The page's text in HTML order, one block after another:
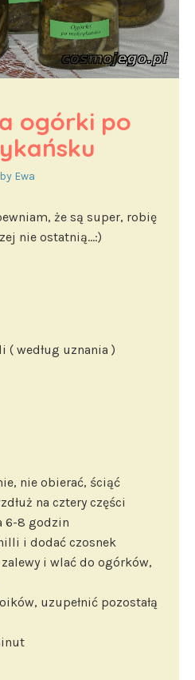
ogórki po
by Ewa
że są super, robię
nie ostatnią…:)
( według uznania )
nie obierać, ściąć
na cztery części
6-8 godzin
i dodać czosnek
i wlać do ogórków,
uzupełnić pozostałą